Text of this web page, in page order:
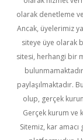
olarak denetleme
Ancak, üyelerimiz
siteye üye olarak
sitesi, herhangi bir
paylaşılmaktadır.
olup, gerçek
Gerçek kurum ve
Sitemiz, kar